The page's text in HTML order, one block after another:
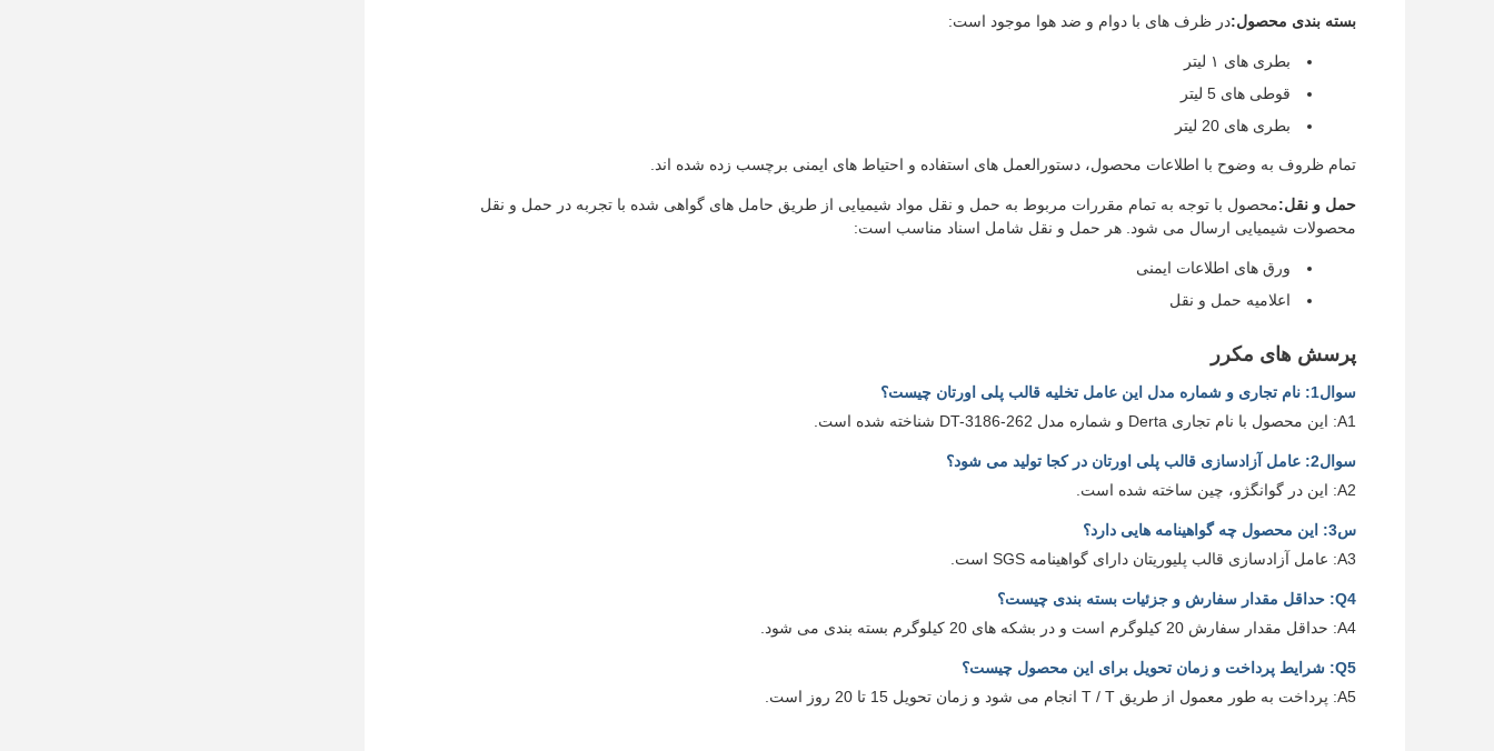
بسته بندی محصول:در ظرف های با دوام و ضد هوا موجود است:
بطری های ۱ لیتر
قوطی های 5 لیتر
بطری های 20 لیتر
تمام ظروف به وضوح با اطلاعات محصول، دستورالعمل های استفاده و احتیاط های ایمنی برچسب زده شده اند.
حمل و نقل:محصول با توجه به تمام مقررات مربوط به حمل و نقل مواد شیمیایی از طریق حامل های گواهی شده با تجربه در حمل و نقل
محصولات شیمیایی ارسال می شود. هر حمل و نقل شامل اسناد مناسب است:
ورق های اطلاعات ایمنی
اعلامیه حمل و نقل
پرسش های مکرر
سوال1: نام تجاری و شماره مدل این عامل تخلیه قالب پلی اورتان چیست؟
A1: این محصول با نام تجاری Derta و شماره مدل DT-3186-262 شناخته شده است.
سوال2: عامل آزادسازی قالب پلی اورتان در کجا تولید می شود؟
A2: این در گوانگژو، چین ساخته شده است.
س3: این محصول چه گواهینامه هایی دارد؟
A3: عامل آزادسازی قالب پلیوریتان دارای گواهینامه SGS است.
Q4: حداقل مقدار سفارش و جزئیات بسته بندی چیست؟
A4: حداقل مقدار سفارش 20 کیلوگرم است و در بشکه های 20 کیلوگرم بسته بندی می شود.
Q5: شرایط پرداخت و زمان تحویل برای این محصول چیست؟
A5: پرداخت به طور معمول از طریق T / T انجام می شود و زمان تحویل 15 تا 20 روز است.